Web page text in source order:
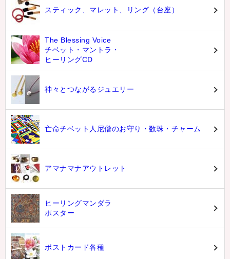
スティック、マレット、リング（台座）
The Blessing Voice
チベット・マントラ・
ヒーリングCD
神々とつながるジュエリー
亡命チベット人尼僧のお守り・数珠・チャーム
アマナマナアウトレット
ヒーリングマンダラ
ポスター
ポストカード各種